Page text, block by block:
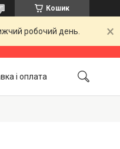
Кошик
робочий день.
і оплата